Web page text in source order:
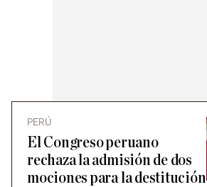
PERÚ
El Congreso peruano
rechaza la admisión de dos
mociones para la destitución